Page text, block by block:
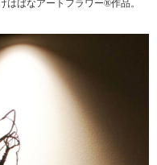
はばなアートフラワー®作品。